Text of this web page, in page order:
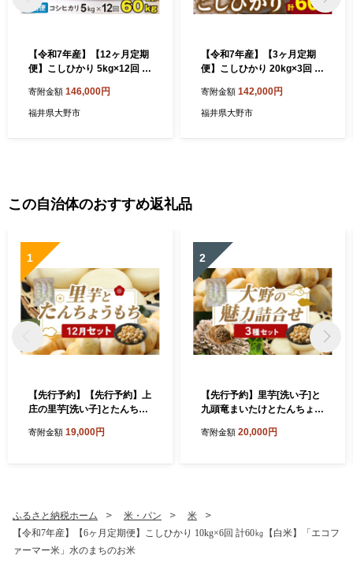
【令和7年産】【12ヶ月定期
便】こしひかり 5kg×12回 計
マー米」水のまちのお米
寄附金額 146,000円
福井県大野市
【令和7年産】【3ヶ月定期
便】こしひかり 20kg×3回 計
マー米」−水のまちのお米−
寄附金額 142,000円
福井県大野市
この自治体のおすすめ返礼品
1
【先行予約】【先行予約】上
庄の里芋[洗い子]とたんちょ
里芋 野菜 根菜 九頭竜 餅 丸
寄附金額 19,000円
2
【先行予約】里芋[洗い子]と
九頭竜まいたけとたんちょう
【12月ごろ発送予定】】上
寄附金額 20,000円
ふるさと納税ホーム 米・パン
米
【令和7年産】【6ヶ月定期便】こしひかり 10kg×6回 計60㎏【白米】「エコフ
ァーマー米」水のまちのお米